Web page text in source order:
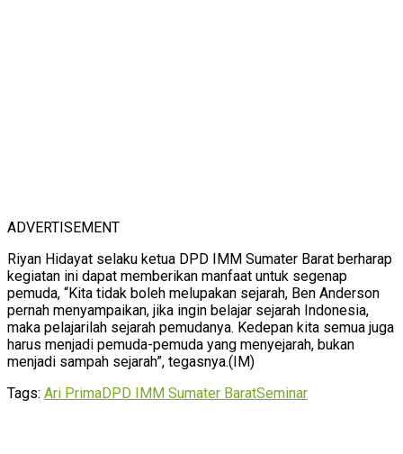
ADVERTISEMENT
Riyan Hidayat selaku ketua DPD IMM Sumater Barat berharap
kegiatan ini dapat memberikan manfaat untuk segenap
pemuda, “Kita tidak boleh melupakan sejarah, Ben Anderson
pernah menyampaikan, jika ingin belajar sejarah Indonesia,
maka pelajarilah sejarah pemudanya. Kedepan kita semua juga
harus menjadi pemuda-pemuda yang menyejarah, bukan
menjadi sampah sejarah”, tegasnya.(IM)
Tags: Ari PrimaDPD IMM Sumater BaratSeminar